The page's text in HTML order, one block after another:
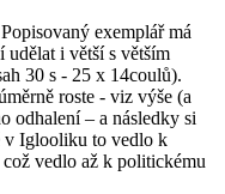
exemplář má
udělat i větší s větším
30 s - 25 x 14coulů).
roste - viz výše (a
odhalení – a následky si
v Iglooliku to vedlo k
vedlo až k politickému